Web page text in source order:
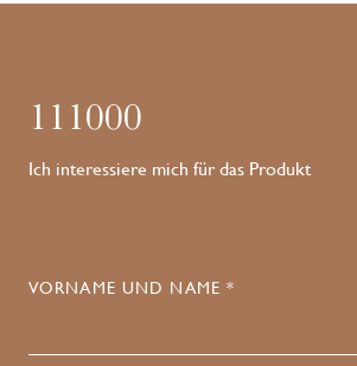
111000
Ich interessiere mich für das Produkt
VORNAME UND NAME *